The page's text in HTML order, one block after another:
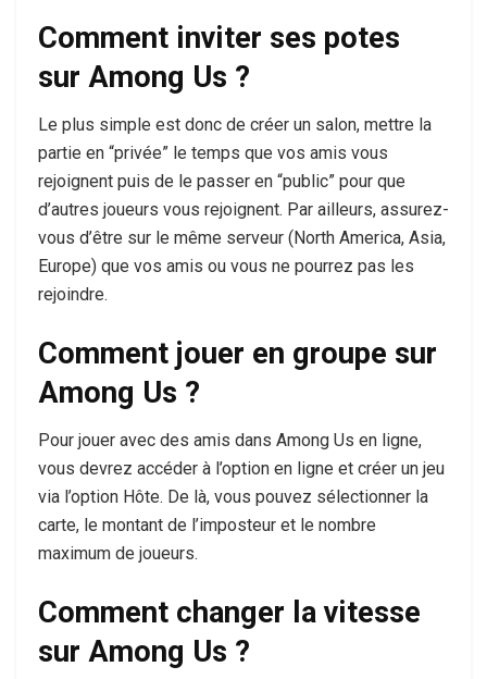
Comment inviter ses potes
sur Among Us ?
Le plus simple est donc de créer un salon, mettre la
partie en “privée” le temps que vos amis vous
rejoignent puis de le passer en “public” pour que
d’autres joueurs vous rejoignent. Par ailleurs, assurez-
vous d’être sur le même serveur (North America, Asia,
Europe) que vos amis ou vous ne pourrez pas les
rejoindre.
Comment jouer en groupe sur
Among Us ?
Pour jouer avec des amis dans Among Us en ligne,
vous devrez accéder à l’option en ligne et créer un jeu
via l’option Hôte. De là, vous pouvez sélectionner la
carte, le montant de l’imposteur et le nombre
maximum de joueurs.
Comment changer la vitesse
sur Among Us ?